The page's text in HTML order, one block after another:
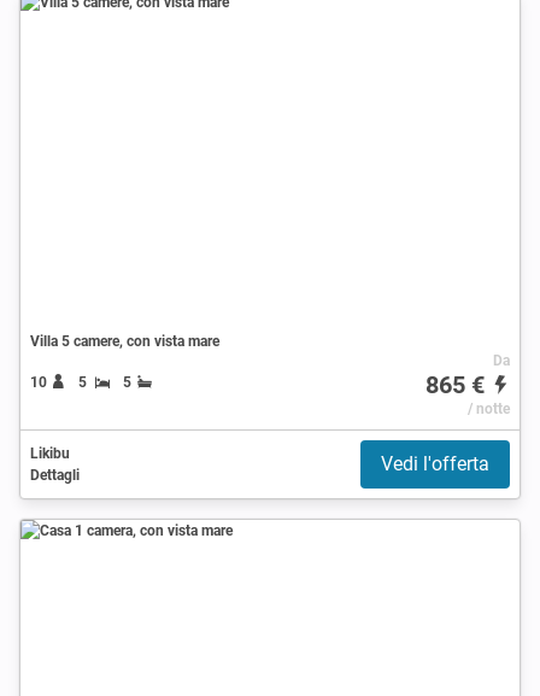
Villa 5 camere, con vista mare
10 5 5
Da
865 €
/ notte
Likibu
Dettagli
Vedi l'offerta